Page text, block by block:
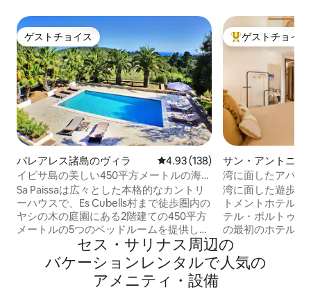
ゲストチョイス
ゲストチョイス
バレアレス諸島のヴィラ レビュー138件、5つ星中4.93つ
4.93 (138)
イビサ島の美しい450平方メートルの海の
眺めヴィラ・エス・キューベルス。
Sa Paissaは広々とした本格的なカントリ
ーハウスで、Es Cubells村まで徒歩圏内の
ヤシの木の庭園にある2階建ての450平方
メートルの5つのベッドルームを提供して
います。パノラマの海の景色を望む家か
ら楽しむことができます。宿泊施設はフ
ルゲート付きで、12メートルのプールは
海に面しており、大きな屋外キッチンに
大好評のゲスト
ゲストチョイス
サン・アントニ・
ニのホテル客室
湾に面したアパー
ックス - イビサ
湾に面した遊歩道
トメントホテル
テル・ポルトゥニ
の最初のホテルで
装されました。
パートメントに
デザイナーズバス
セス・サリナス⁠周⁠辺⁠の
バ⁠ケ⁠ー⁠シ⁠ョ⁠ン⁠レ⁠ン⁠タ⁠ル⁠で人⁠気⁠の
ア⁠メ⁠ニ⁠テ⁠ィ⁠・⁠設⁠備